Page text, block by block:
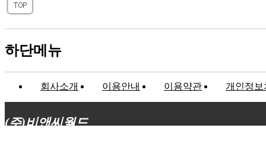
하단메뉴
회사소개 이용안내 이용약관 개인정보
(주)비앤씨월드